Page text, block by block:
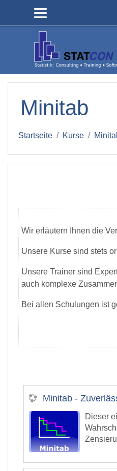
Minitab
Startseite Kurse
Wir erläutern Ihnen die
Unsere Kurse sind stets
Unsere Trainer sind
auch komplexe
Bei allen Schulungen ist
Minitab -
Dieser